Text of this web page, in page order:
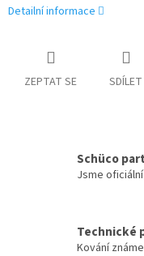
Detailní informace
ZEPTAT SE SDÍLET
Schüco
Jsme
Technické
Kování